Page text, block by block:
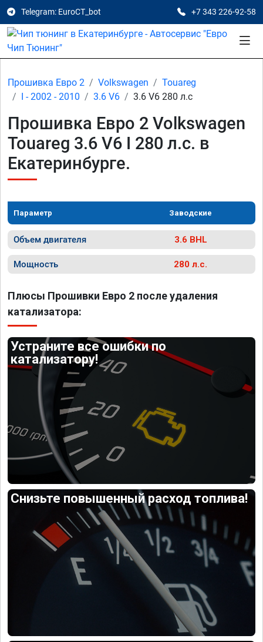
Telegram: EuroCT_bot +7 343 226-92-58
Прошивка Евро 2 Volkswagen
Touareg
I - 2002 - 2010
3.6 V6 3.6 V6 280 л.с
Прошивка Евро 2 Volkswagen
Touareg 3.6 V6 I 280 л.с. в
Екатеринбурге.
Параметр Заводские
Объем двигателя 3.6 BHL
Мощность 280 л.с.
Плюсы Прошивки Евро 2 после удаления
катализатора:
Устраните все ошибки по
катализатору!
Снизьте повышенный расход топлива!